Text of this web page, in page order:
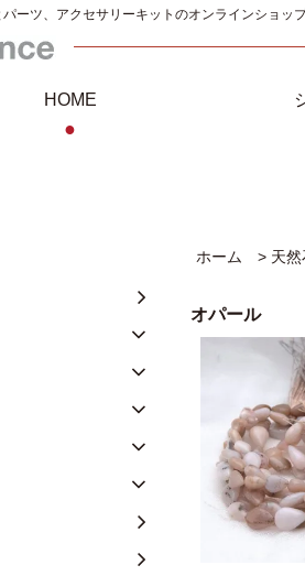
ーツ、アクセサリーキットのオンラインショッ
HOME
●
ホーム > 天
オパール